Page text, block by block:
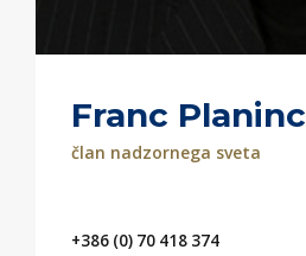
Franc Planinc
član nadzornega sveta
+386 (0) 70 418 374